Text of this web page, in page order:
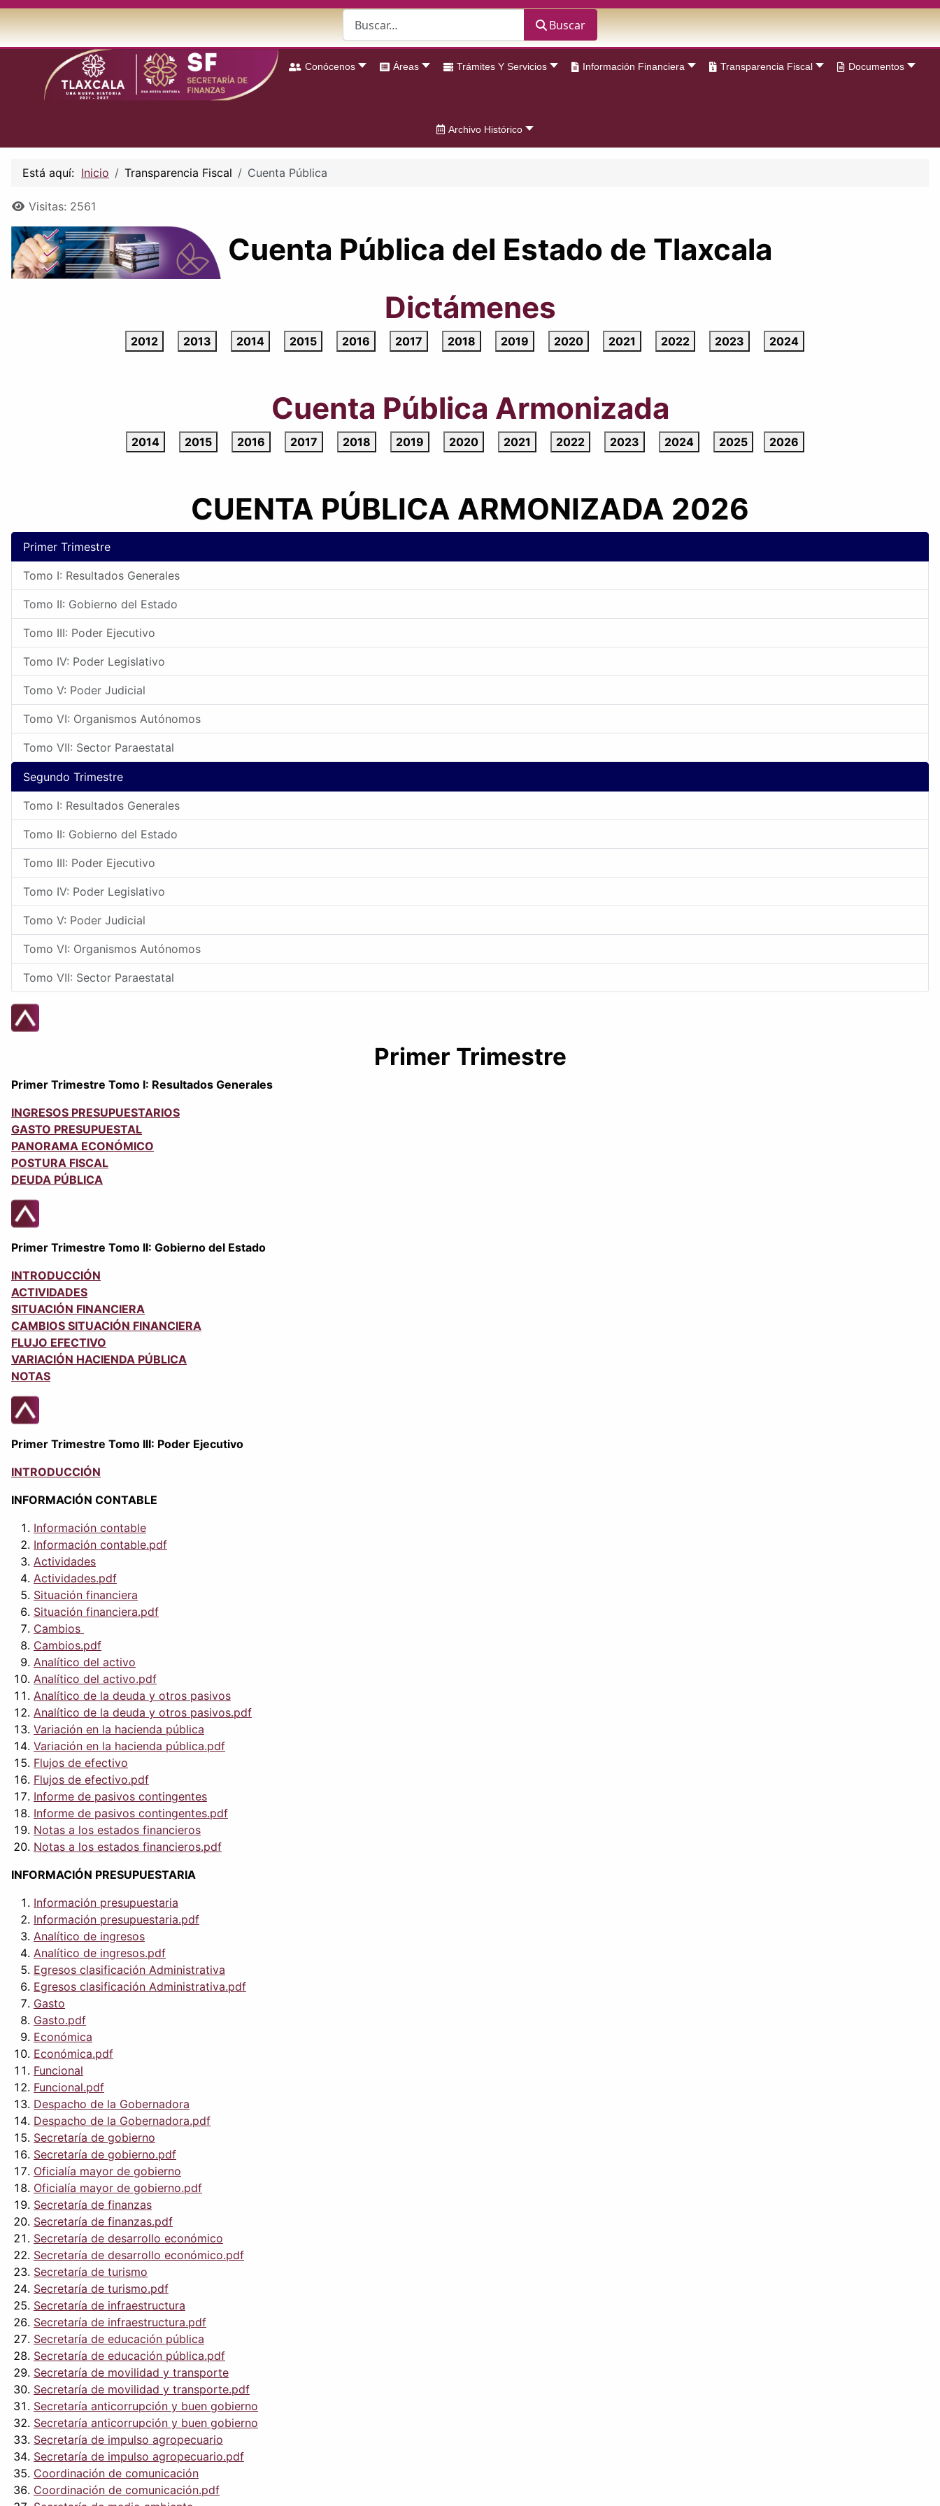
Buscar
Conócenos Áreas Trámites Y Servicios Información Financiera Transparencia Fiscal Documentos
Archivo Histórico
Está aquí: Inicio Transparencia Fiscal Cuenta Pública
Detalles
Visitas: 2561
Cuenta Pública del Estado de Tlaxcala
Dictámenes
2012 2013 2014 2015 2016 2017 2018 2019 2020 2021 2022 2023 2024
Cuenta Pública Armonizada
2014 2015 2016 2017 2018 2019 2020 2021 2022 2023 2024 2025 2026
CUENTA PÚBLICA ARMONIZADA 2026
Primer Trimestre
Tomo I: Resultados Generales
Tomo II: Gobierno del Estado
Tomo III: Poder Ejecutivo
Tomo IV: Poder Legislativo
Tomo V: Poder Judicial
Tomo VI: Organismos Autónomos
Tomo VII: Sector Paraestatal
Segundo Trimestre
Tomo I: Resultados Generales
Tomo II: Gobierno del Estado
Tomo III: Poder Ejecutivo
Tomo IV: Poder Legislativo
Tomo V: Poder Judicial
Tomo VI: Organismos Autónomos
Tomo VII: Sector Paraestatal
Primer Trimestre
Primer Trimestre Tomo I: Resultados Generales
INGRESOS PRESUPUESTARIOS
GASTO PRESUPUESTAL
PANORAMA ECONÓMICO
POSTURA FISCAL
DEUDA PÚBLICA
Primer Trimestre Tomo II: Gobierno del Estado
INTRODUCCIÓN
ACTIVIDADES
SITUACIÓN FINANCIERA
CAMBIOS SITUACIÓN FINANCIERA
FLUJO EFECTIVO
VARIACIÓN HACIENDA PÚBLICA
NOTAS
Primer Trimestre Tomo III: Poder Ejecutivo
INTRODUCCIÓN
INFORMACIÓN CONTABLE
Información contable
Información contable.pdf
Actividades
Actividades.pdf
Situación financiera
Situación financiera.pdf
Cambios
Cambios.pdf
Analítico del activo
Analítico del activo.pdf
Analítico de la deuda y otros pasivos
Analítico de la deuda y otros pasivos.pdf
Variación en la hacienda pública
Variación en la hacienda pública.pdf
Flujos de efectivo
Flujos de efectivo.pdf
Informe de pasivos contingentes
Informe de pasivos contingentes.pdf
Notas a los estados financieros
Notas a los estados financieros.pdf
INFORMACIÓN PRESUPUESTARIA
Información presupuestaria
Información presupuestaria.pdf
Analítico de ingresos
Analítico de ingresos.pdf
Egresos clasificación Administrativa
Egresos clasificación Administrativa.pdf
Gasto
Gasto.pdf
Económica
Económica.pdf
Funcional
Funcional.pdf
Despacho de la Gobernadora
Despacho de la Gobernadora.pdf
Secretaría de gobierno
Secretaría de gobierno.pdf
Oficialía mayor de gobierno
Oficialía mayor de gobierno.pdf
Secretaría de finanzas
Secretaría de finanzas.pdf
Secretaría de desarrollo económico
Secretaría de desarrollo económico.pdf
Secretaría de turismo
Secretaría de turismo.pdf
Secretaría de infraestructura
Secretaría de infraestructura.pdf
Secretaría de educación pública
Secretaría de educación pública.pdf
Secretaría de movilidad y transporte
Secretaría de movilidad y transporte.pdf
Secretaría anticorrupción y buen gobierno
Secretaría anticorrupción y buen gobierno
Secretaría de impulso agropecuario
Secretaría de impulso agropecuario.pdf
Coordinación de comunicación
Coordinación de comunicación.pdf